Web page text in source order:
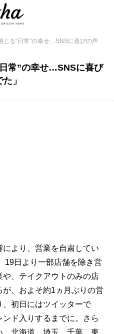
じる“日常”の幸せ…SNSに喜びの声
常”の幸せ…SNSに喜び
」
より、営業を自粛してい
19日より一部店舗を除き営
、テイクアウトのみの店
、およそ約1ヵ月ぶりの営
初日にはツイッターで
ンド入りするまでに。さら
北海道、埼玉、千葉、東